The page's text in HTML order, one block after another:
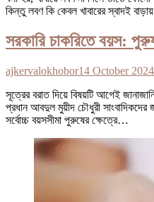
কিন্তু লবণ কি কেবল খাবারের স্বাদই
সরকারি চাকরিতে বয়স:
ajkervalokhobor14 October 2024
সূত্রের বরাত দিয়ে বিষয়টি আগেই
প্রধান আবদুল মুয়ীদ চৌধুরী সাংবাদিকদের
সর্বোচ্চ বয়সসীমা পুরুষের ক্ষেত্রে…